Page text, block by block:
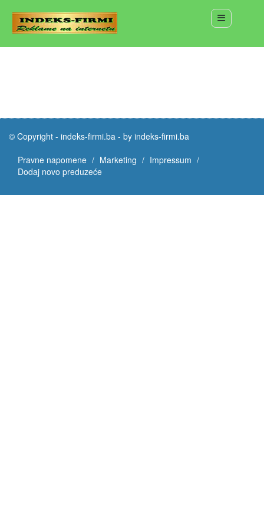
© Copyright - indeks-firmi.ba - by indeks-firmi.ba
Pravne napomene
Marketing
Impressum
Dodaj novo preduzeće